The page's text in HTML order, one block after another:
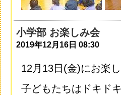
2015年9月 1日
三重大学附属
次案内)
2015年8月26日
小学部 お楽しみ会
2019年12月16日 08:30
12月13日(金)にお楽
子どもたちはドキド